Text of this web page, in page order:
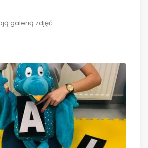
galerią zdjęć.
ZOBACZ